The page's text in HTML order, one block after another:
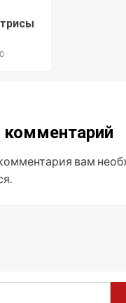
0
вам
.